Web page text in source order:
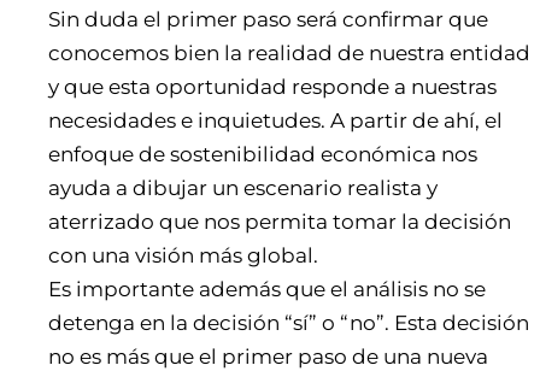
Sin duda el primer paso será confirmar que
conocemos bien la realidad de nuestra entidad
y que esta oportunidad responde a nuestras
necesidades e inquietudes. A partir de ahí, el
enfoque de sostenibilidad económica nos
ayuda a dibujar un escenario realista y
aterrizado que nos permita tomar la decisión
con una visión más global.
Es importante además que el análisis no se
detenga en la decisión “sí” o “no”. Esta decisión
no es más que el primer paso de una nueva